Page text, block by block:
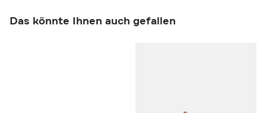
Das könnte Ihnen auch gefallen